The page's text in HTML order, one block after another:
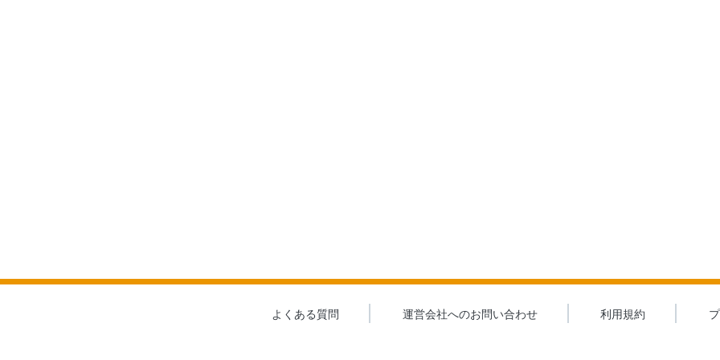
よくある質問 運営会社へのお問い合わせ 利用規約